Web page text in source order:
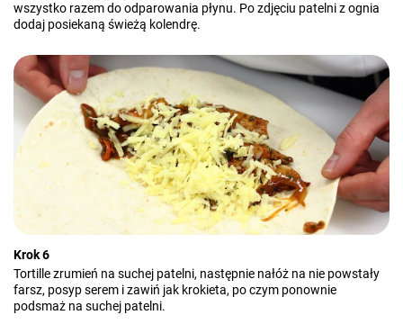
wszystko razem do odparowania płynu. Po zdjęciu patelni z ognia
dodaj posiekaną świeżą kolendrę.
Krok 6
Tortille zrumień na suchej patelni, następnie nałóż na nie powstały
farsz, posyp serem i zawiń jak krokieta, po czym ponownie
podsmaż na suchej patelni.